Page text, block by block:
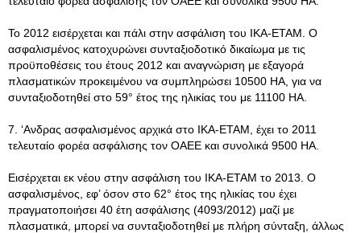
Το 2012 εισέρχεται και πάλι στην ασφάλιση του ΙΚΑ-ΕΤΑΜ. Ο
ασφαλισμένος κατοχυρώνει συνταξιοδοτικό δικαίωμα με τις
προϋποθέσεις του έτους 2012 και αναγνώριση με εξαγορά
πλασματικών προκειμένου να συμπληρώσει 10500 ΗΑ, για να
συνταξιοδοτηθεί στο 59° έτος της ηλικίας του με 11100 ΗΑ.
7. ‘Ανδρας ασφαλισμένος αρχικά στο ΙΚΑ-ΕΤΑΜ, έχει το 2011
τελευταίο φορέα ασφάλισης τον ΟΑΕΕ και συνολικά 9500 ΗΑ.
Εισέρχεται εκ νέου στην ασφάλιση του ΙΚΑ-ΕΤΑΜ το 2013. Ο
ασφαλισμένος, εφ’ όσον στο 62° έτος της ηλικίας του έχει
πραγματοποιήσει 40 έτη ασφάλισης (4093/2012) μαζί με
πλασματικά, μπορεί να συνταξιοδοτηθεί με πλήρη σύνταξη, άλλως